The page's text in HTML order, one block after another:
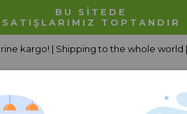
BU SİTEDE
SATIŞLARIMIZ TOPTANDIR